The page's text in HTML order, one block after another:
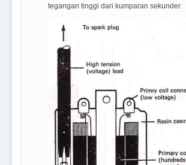
tegangan tinggi dari kumparan sekunder.